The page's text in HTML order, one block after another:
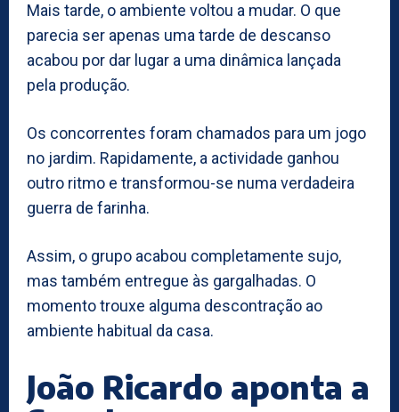
Mais tarde, o ambiente voltou a mudar. O que
parecia ser apenas uma tarde de descanso
acabou por dar lugar a uma dinâmica lançada
pela produção.
Os concorrentes foram chamados para um jogo
no jardim. Rapidamente, a actividade ganhou
outro ritmo e transformou-se numa verdadeira
guerra de farinha.
Assim, o grupo acabou completamente sujo,
mas também entregue às gargalhadas. O
momento trouxe alguma descontração ao
ambiente habitual da casa.
João Ricardo aponta a